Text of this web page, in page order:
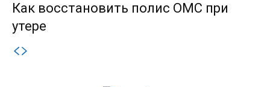
Как восстановить полис ОМС при
утере